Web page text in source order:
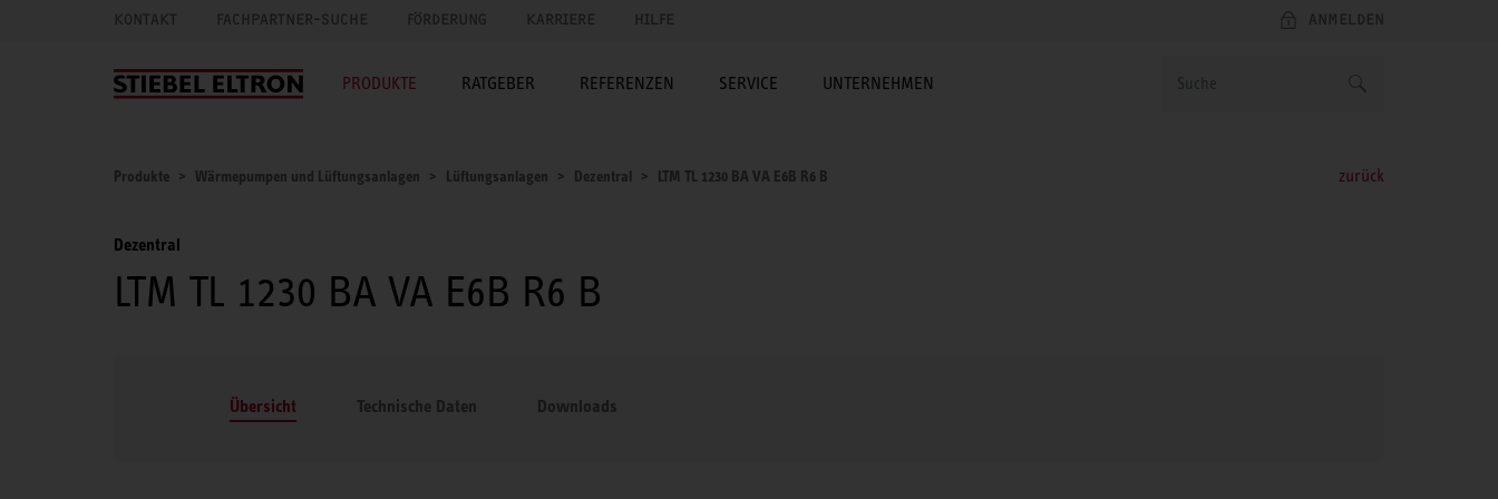
KONTAKT FACHPARTNER-SUCHE FÖRDERUNG KARRIERE HILFE ANMELDEN
PRODUKTE RATGEBER REFERENZEN SERVICE UNTERNEHMEN
Produkte Wärmepumpen und Lüftungsanlagen Lüftungsanlagen Dezentral LTM TL 1230 BA VA E6B R6 B zurück
Dezentral
LTM TL 1230 BA VA E6B R6 B
Übersicht Technische Daten Downloads